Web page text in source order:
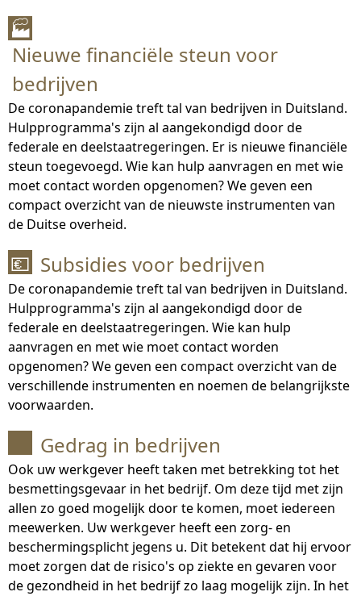
🏭
Nieuwe financiële steun voor
bedrijven
De coronapandemie treft tal van bedrijven in Duitsland.
Hulpprogramma's zijn al aangekondigd door de
federale en deelstaatregeringen. Er is nieuwe financiële
steun toegevoegd. Wie kan hulp aanvragen en met wie
moet contact worden opgenomen? We geven een
compact overzicht van de nieuwste instrumenten van
de Duitse overheid.
💶 Subsidies voor bedrijven
De coronapandemie treft tal van bedrijven in Duitsland.
Hulpprogramma's zijn al aangekondigd door de
federale en deelstaatregeringen. Wie kan hulp
aanvragen en met wie moet contact worden
opgenomen? We geven een compact overzicht van de
verschillende instrumenten en noemen de belangrijkste
voorwaarden.
Gedrag in bedrijven
Ook uw werkgever heeft taken met betrekking tot het
besmettingsgevaar in het bedrijf. Om deze tijd met zijn
allen zo goed mogelijk door te komen, moet iedereen
meewerken. Uw werkgever heeft een zorg- en
beschermingsplicht jegens u. Dit betekent dat hij ervoor
moet zorgen dat de risico's op ziekte en gevaren voor
de gezondheid in het bedrijf zo laag mogelijk zijn. In het